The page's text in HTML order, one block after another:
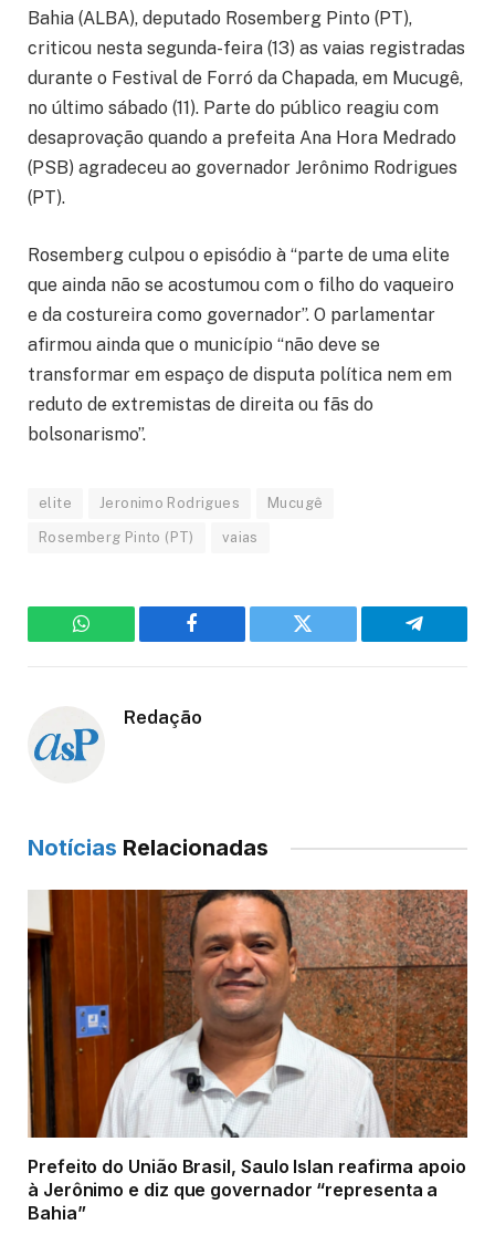
Bahia (ALBA), deputado Rosemberg Pinto (PT),
criticou nesta segunda-feira (13) as vaias registradas
durante o Festival de Forró da Chapada, em Mucugê,
no último sábado (11). Parte do público reagiu com
desaprovação quando a prefeita Ana Hora Medrado
(PSB) agradeceu ao governador Jerônimo Rodrigues
(PT).
Rosemberg culpou o episódio à “parte de uma elite
que ainda não se acostumou com o filho do vaqueiro
e da costureira como governador”. O parlamentar
afirmou ainda que o município “não deve se
transformar em espaço de disputa política nem em
reduto de extremistas de direita ou fãs do
bolsonarismo”.
elite Jeronimo Rodrigues Mucugê
Rosemberg Pinto (PT) vaias
WhatsApp Facebook Twitter Telegram
Redação
Notícias Relacionadas
Prefeito do União Brasil, Saulo Islan reafirma apoio
à Jerônimo e diz que governador “representa a
Bahia”